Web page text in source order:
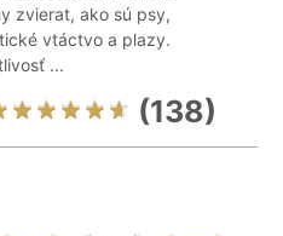
zvierat, ako sú psy,
vtáctvo a plazy.
...
(138)